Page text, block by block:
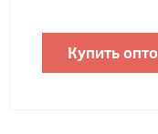
Купить